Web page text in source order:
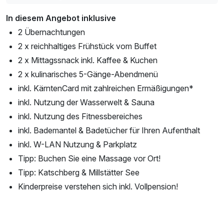
In diesem Angebot inklusive
2 Übernachtungen
2 x reichhaltiges Frühstück vom Buffet
2 x Mittagssnack inkl. Kaffee & Kuchen
2 x kulinarisches 5-Gänge-Abendmenü
inkl. KärntenCard mit zahlreichen Ermäßigungen*
inkl. Nutzung der Wasserwelt & Sauna
inkl. Nutzung des Fitnessbereiches
inkl. Bademantel & Badetücher für Ihren Aufenthalt
inkl. W-LAN Nutzung & Parkplatz
Tipp: Buchen Sie eine Massage vor Ort!
Tipp: Katschberg & Millstätter See
Kinderpreise verstehen sich inkl. Vollpension!